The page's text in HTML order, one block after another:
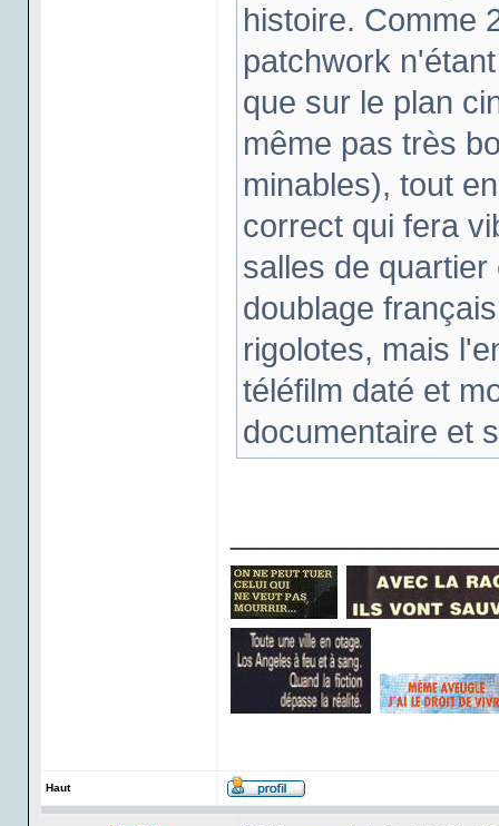
histoire. Comme
patchwork
que sur le plan
même pas très
minables), tout
correct qui fera
salles de
doublage
rigolotes, mais
téléfilm daté et
documentaire et
Haut